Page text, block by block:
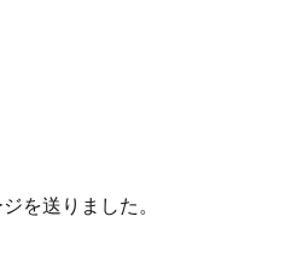
を送りました。